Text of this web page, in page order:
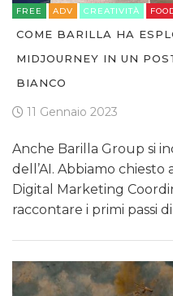
FREE ADV CREATIVITÀ
COME BARILLA HA
MIDJOURNEY IN UN
BIANCO
11 Gennaio 2023
Anche Barilla Group si
dell’AI. Abbiamo chiesto
Digital Marketing
raccontare i primi passi